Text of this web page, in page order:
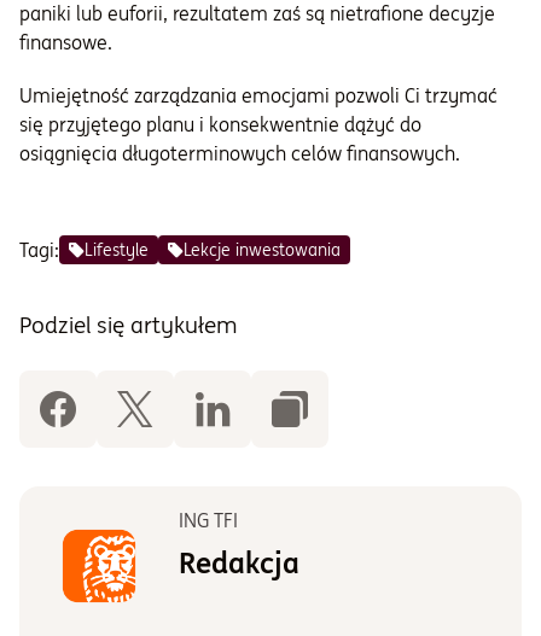
paniki lub euforii, rezultatem zaś są nietrafione decyzje
finansowe.
Umiejętność zarządzania emocjami pozwoli Ci trzymać
się przyjętego planu i konsekwentnie dążyć do
osiągnięcia długoterminowych celów finansowych.
Tagi: Lifestyle Lekcje inwestowania
Podziel się artykułem
ING TFI
Redakcja